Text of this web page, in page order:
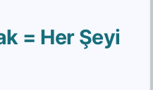
= Her Şeyi